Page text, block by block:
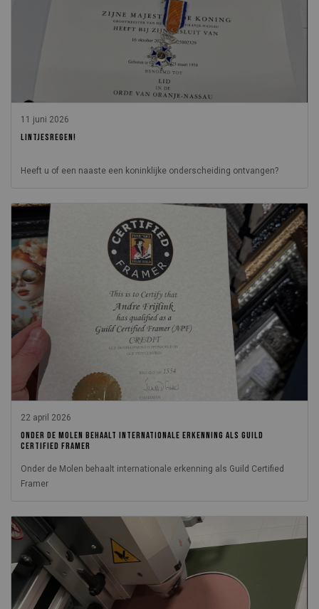
11 juni 2026
LINTJESREGEN!
Heeft u of een naaste een koninklijke onderscheiding ontvangen?
22 april 2026
ONDER DE MOLEN BEHAALT INTERNATIONALE ERKENNING ALS GUILD
CERTIFIED FRAMER
Onder de Molen behaalt internationale erkenning als Guild Certified
Framer